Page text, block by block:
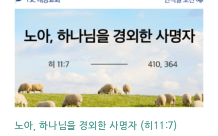
노아, 하나님을 경외한 사명자 (히11:7)